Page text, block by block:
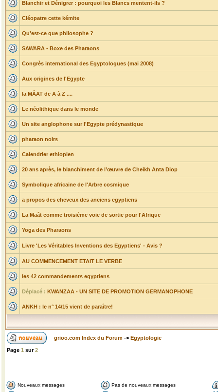
Blanchir et Dénigrer : pourquoi les Blancs mentent-ils ?
Cléopatre cette kémite
Qu'est-ce que philosophe ?
SAWARA - Boxe des Pharaons
Congrès international des Egyptologues (mai 2008)
Aux origines de l'Egypte
la MÂAT de A à Z ....
Le néolithique dans le monde
Un site anglophone sur l'Egypte prédynastique
pharaon noirs
Calendrier ethiopien
20 ans après, le blanchiment de l’œuvre de Cheikh Anta Diop
Symbolique africaine de l'Arbre cosmique
a propos des cheveux des anciens egyptiens
La Maât comme troisième voie de sortie pour l'Afrique
Yoga des Pharaons
Livre 'Les Véritables Inventions des Egyptiens' - Avis ?
AU COMMENCEMENT ETAIT LE VERBE
les 42 commandements egyptiens
Déplacé : KWANZAA - UN SITE DE PROMOTION GERMANOPHONE
ANKH : le n° 14/15 vient de paraître!
grioo.com Index du Forum -> Egyptologie
Page 1 sur2
Nouveaux messages
Pas de nouveaux messages